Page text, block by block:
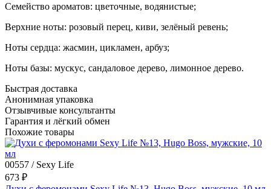
Семейство ароматов: цветочные, водянистые;
Верхние ноты: розовый перец, киви, зелёный ревень;
Ноты сердца: жасмин, цикламен, арбуз;
Ноты базы: мускус, сандаловое дерево, лимонное дерево.
Быстрая доставка
Анонимная упаковка
Отзывчивые консультанты
Гарантия и лёгкий обмен
Похожие товары
00557 / Sexy Life
673 ₽